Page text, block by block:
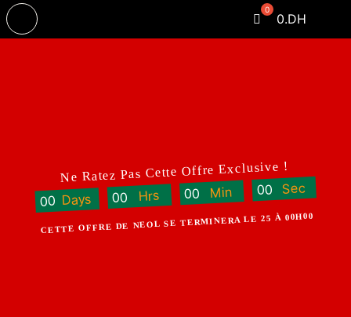
Passer
au
0.DH
Ne Ratez Pas Cette Offre Exclusive !
00 Days 00 Hrs 00 Min 00 Sec
CETTE OFFRE DE NEOL SE TERMINERA LE 25 À 00H00